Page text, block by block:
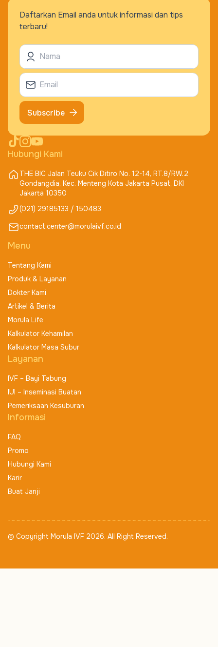
Hubungi Kami
THE BIC Jalan Teuku Cik Ditiro No. 12-14, RT.8/RW.2
Gondangdia, Kec. Menteng Kota Jakarta Pusat, DKI
Jakarta 10350
(021) 29185133 / 150483
contact.center@morulaivf.co.id
Menu
Tentang Kami
Produk & Layanan
Dokter Kami
Artikel & Berita
Morula Life
Kalkulator Kehamilan
Kalkulator Masa Subur
Layanan
IVF – Bayi Tabung
IUI – Inseminasi Buatan
Pemeriksaan Kesuburan
Informasi
FAQ
Promo
Hubungi Kami
Karir
Buat Janji
Daftarkan Email anda untuk informasi dan tips
terbaru!
Subscribe
© Copyright Morula IVF 2026. All Right Reserved.